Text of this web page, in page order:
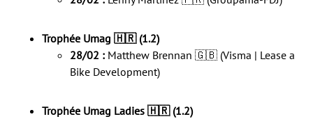
Trophée Umag 🇭🇷 (1.2)
28/02 : Matthew Brennan 🇬🇧 (Visma | Lease a
Bike Development)
Trophée Umag Ladies 🇭🇷 (1.2)